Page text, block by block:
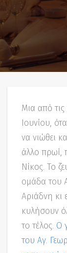
Μια από
Ιουνίου,
να νιώθει
άλλο πρωί,
Νίκος. Το
ομάδα του
Αριάδνη κι
κυλήσουν
το τέλος. Ο
του Αγ.